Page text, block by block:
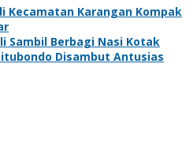
Kecamatan Karangan Kompak
Sambil Berbagi Nasi Kotak
Disambut Antusias